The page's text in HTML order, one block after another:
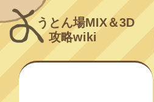
うとん場MIX＆3D
攻略wiki